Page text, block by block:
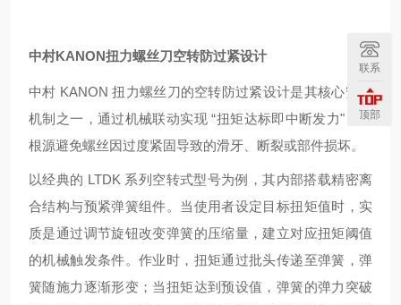
中村KANON扭力螺丝刀空转防过紧设计
中村 KANON 扭力螺丝刀的空转防过紧设计是其核心安全
机制之一，通过机械联动实现 “扭矩达标即中断发力"，从
根源避免螺丝因过度紧固导致的滑牙、断裂或部件损坏。
以经典的 LTDK 系列空转式型号为例，其内部搭载精密离
合结构与预紧弹簧组件。当使用者设定目标扭矩值时，实
质是通过调节旋钮改变弹簧的压缩量，建立对应扭矩阈值
的机械触发条件。作业时，扭矩通过批头传递至弹簧，弹
簧随施力逐渐形变；当扭矩达到预设值，弹簧的弹力突破
联系
顶部